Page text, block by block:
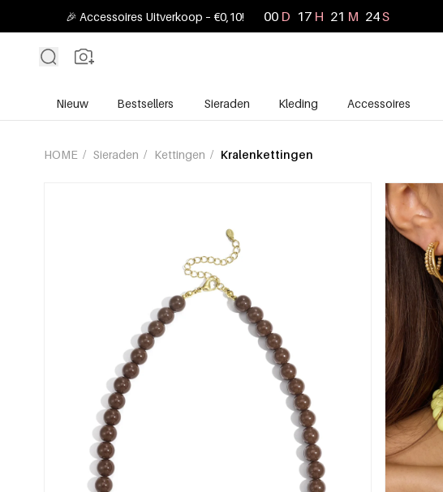
🎉 Accessoires Uitverkoop – €0,10! 00 D 17 H 21 M 22S
Nieuw Bestsellers Sieraden Kleding Accessoires
HOME / Sieraden / Kettingen / Kralenkettingen